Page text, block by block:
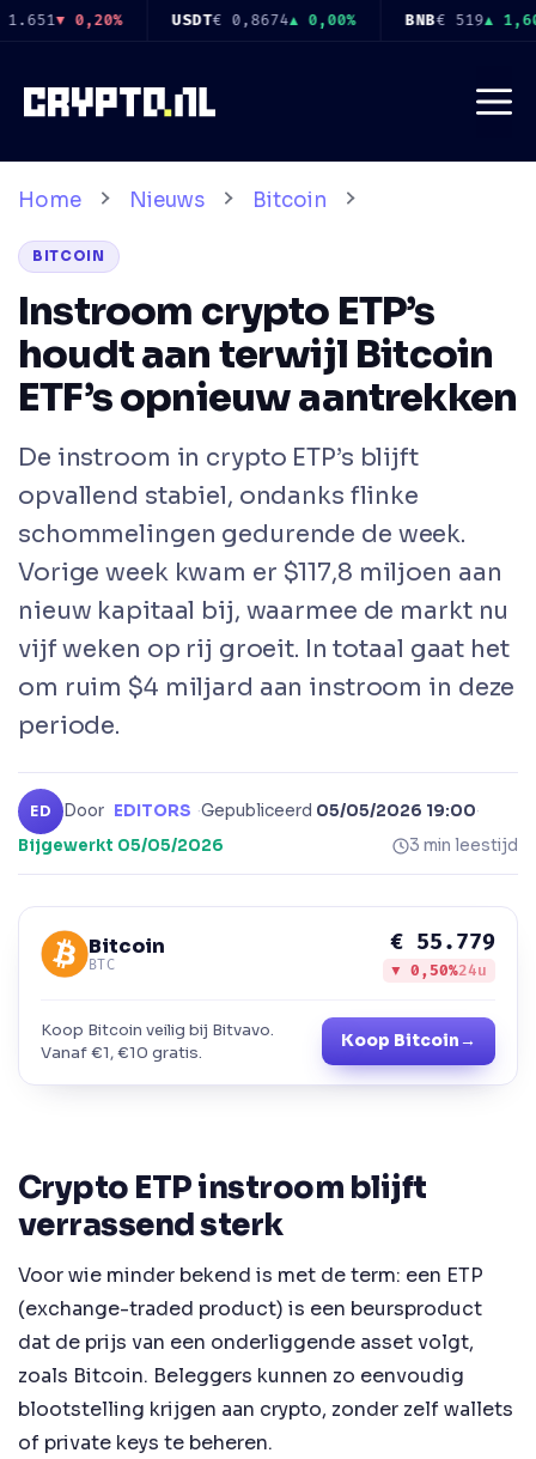
Ga
inhoud
BNB€ 519 ▲ 1,60% USDC € 0,8678 ▲ 0,00% XRP
Home Nieuws Bitcoin
BITCOIN
Instroom crypto ETP’s
houdt aan terwijl Bitcoin
ETF’s opnieuw aantrekken
De instroom in crypto ETP’s blijft
opvallend stabiel, ondanks flinke
schommelingen gedurende de week.
Vorige week kwam er $117,8 miljoen aan
nieuw kapitaal bij, waarmee de markt nu
vijf weken op rij groeit. In totaal gaat het
om ruim $4 miljard aan instroom in deze
periode.
ED Door EDITORS ·Gepubliceerd 05/05/2026 19:00·
Bijgewerkt 05/05/2026 3 min leestijd
Bitcoin
BTC
€ 55.779
▼ 0,50%24u
Koop Bitcoin veilig bij Bitvavo.
Vanaf €1, €10 gratis.
Koop Bitcoin→
Crypto ETP instroom blijft
verrassend sterk
Voor wie minder bekend is met de term: een ETP
(exchange-traded product) is een beursproduct
dat de prijs van een onderliggende asset volgt,
zoals Bitcoin. Beleggers kunnen zo eenvoudig
blootstelling krijgen aan crypto, zonder zelf wallets
of private keys te beheren.